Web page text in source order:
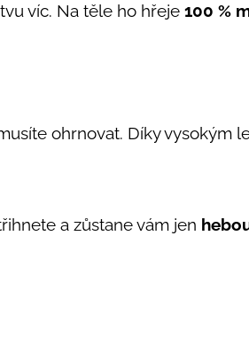
víc. Na těle ho hřeje 100 %
ohrnovat. Díky vysokým
a zůstane vám jen